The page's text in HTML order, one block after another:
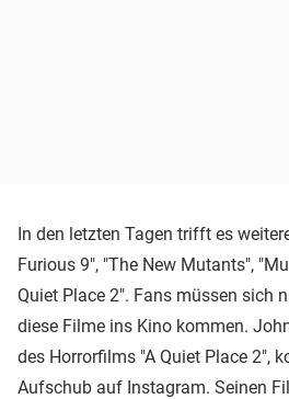
In den letzten Tagen trifft es
Furious 9", "The New Mutants",
Quiet Place 2". Fans müssen sich
diese Filme ins Kino kommen.
des Horrorfilms "A Quiet Place 2",
Aufschub auf Instagram. Seinen